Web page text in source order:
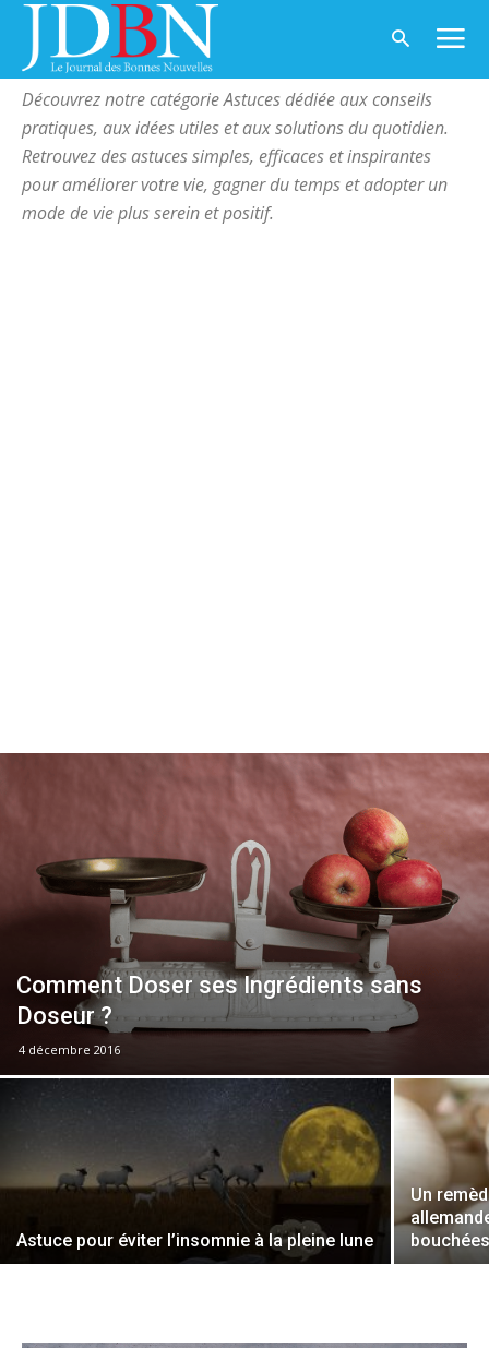
Astuces Page 41
ASTUCES
Découvrez notre catégorie Astuces dédiée aux conseils
pratiques, aux idées utiles et aux solutions du quotidien.
Retrouvez des astuces simples, efficaces et inspirantes
pour améliorer votre vie, gagner du temps et adopter un
mode de vie plus serein et positif.
Comment Doser ses Ingrédients sans
Doseur ?
4 décembre 2016
Astuce pour éviter l’insomnie à la pleine lune
Un